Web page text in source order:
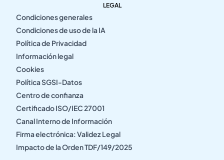
LEGAL
Condiciones generales
Condiciones de uso de la IA
Política de Privacidad
Información legal
Cookies
Política SGSI-Datos
Centro de confianza
Certificado ISO/IEC 27001
Canal Interno de Información
Firma electrónica: Validez Legal
Impacto de la Orden TDF/149/2025